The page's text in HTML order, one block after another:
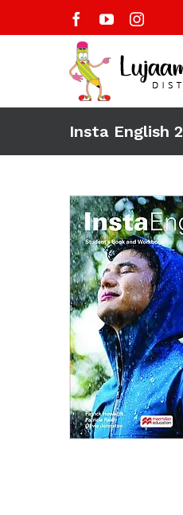
Facebook
YouTube
Insta English